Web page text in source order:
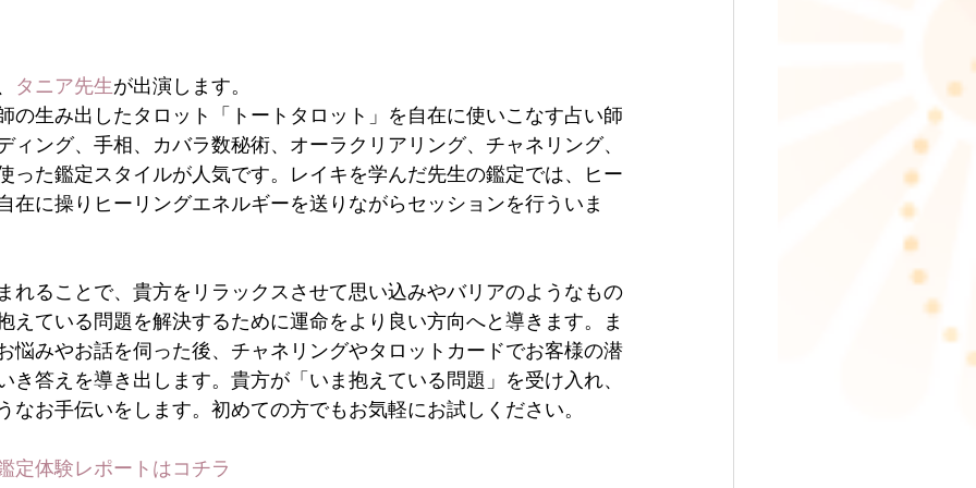
タニア先生が出演します。
の生み出したタロット「トートタロット」を自在に使いこなす占い師
ィング、手相、カバラ数秘術、オーラクリアリング、チャネリング、
った鑑定スタイルが人気です。レイキを学んだ先生の鑑定では、ヒー
在に操りヒーリングエネルギーを送りながらセッションを行ういま
れることで、貴方をリラックスさせて思い込みやバリアのようなもの
えている問題を解決するために運命をより良い方向へと導きます。ま
悩みやお話を伺った後、チャネリングやタロットカードでお客様の潜
き答えを導き出します。貴方が「いま抱えている問題」を受け入れ、
なお手伝いをします。初めての方でもお気軽にお試しください。
定体験レポートはコチラ